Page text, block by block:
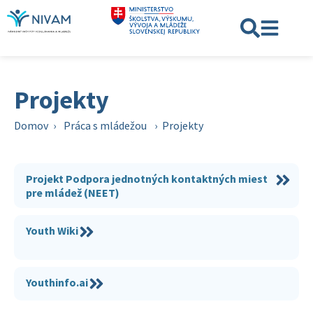
Projekty
Domov › Práca s mládežou › Projekty
Projekt Podpora jednotných kontaktných miest
pre mládež (NEET)
Youth Wiki
Youthinfo.ai